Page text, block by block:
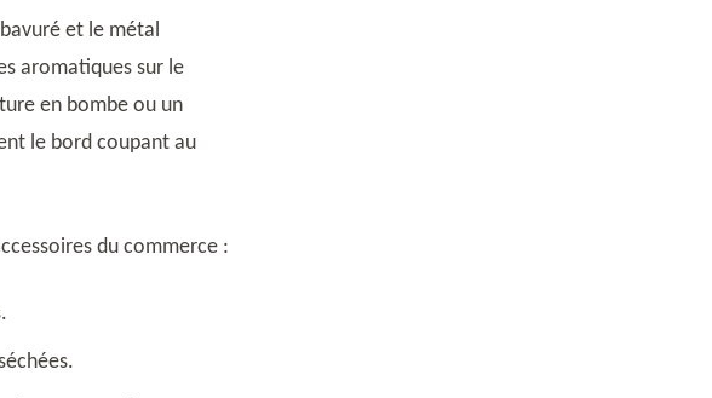
et le métal
aromatiques sur le
en bombe ou un
le bord coupant au
du commerce :